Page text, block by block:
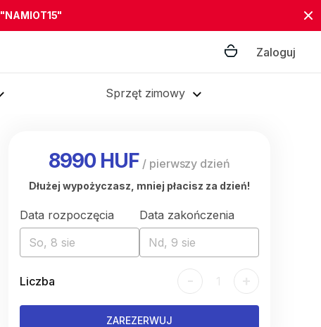
"NAMIOT15"
Zaloguj
Sprzęt zimowy
8990 HUF / pierwszy dzień
Dłużej wypożyczasz, mniej płacisz za dzień!
Data rozpoczęcia
So, 8 sie
Data zakończenia
Nd, 9 sie
Liczba - 1 +
ZAREZERWUJ